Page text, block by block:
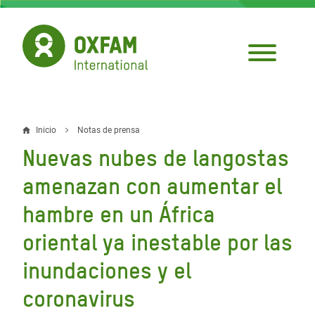
Pasar
contenido
principal
Sobrescribir
enlaces
de
ayuda
a
la
navegación
Inicio Notas de prensa
Nuevas nubes de langostas
amenazan con aumentar el
hambre en un África
oriental ya inestable por las
inundaciones y el
coronavirus